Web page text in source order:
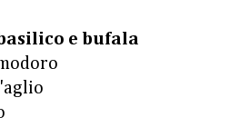
e bufala